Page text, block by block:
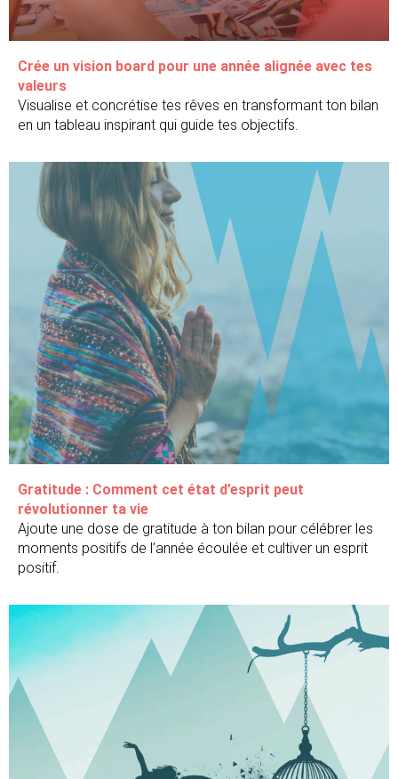
Crée un vision board pour une année alignée avec tes
valeurs
Visualise et concrétise tes rêves en transformant ton bilan
en un tableau inspirant qui guide tes objectifs.
Gratitude : Comment cet état d’esprit peut
révolutionner ta vie
Ajoute une dose de gratitude à ton bilan pour célébrer les
moments positifs de l’année écoulée et cultiver un esprit
positif.